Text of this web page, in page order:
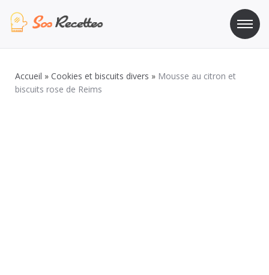
au
Accueil » Cookies et biscuits divers » Mousse au citron et
biscuits rose de Reims